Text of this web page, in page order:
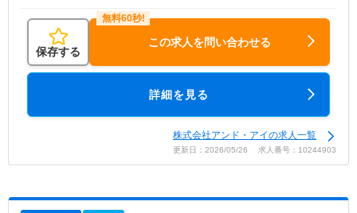
保存する
この求人を問い合わせる
詳細を見る
株式会社アンド・アイの求人一覧
更新日：2026/05/26 求人番号：10244903